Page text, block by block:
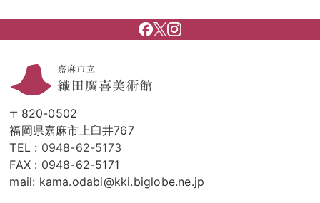
〒820-0502
福岡県嘉麻市上臼井767
TEL : 0948-62-5173
FAX : 0948-62-5171
mail: kama.odabi@kki.biglobe.ne.jp